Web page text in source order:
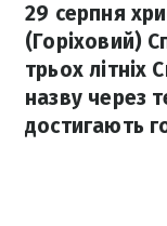
29 серпня
(Горіховий)
трьох літніх
назву через
достигають